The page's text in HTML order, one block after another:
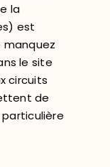
la
est
manquez
le site
circuits
de